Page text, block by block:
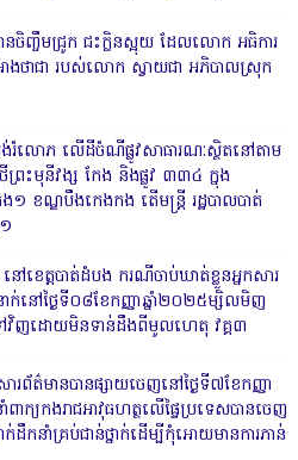
នចិញ្ចឹមជ្រូក ជះក្លិនស្អុយ ដែលលោក អធិការ
ងថាជា របស់លោក ស្វាយជា អភិបាលស្រុក
លោភ លើដីចំណីផ្លូវសាធារណៈស្ថិតនៅតាម
រះមុនីវង្ស កែង និងផ្លូវ ៣៣៤ ក្នុង
១ ខណ្ឌបឹងកេងកង តើមន្ត្រី រដ្ឋបាលបាត់
ៅខេត្តបាត់ដំបង ករណីចាប់ឃាត់ខ្លួនអ្នកសារ
ក់នៅថ្ងៃទី០៨ខែកញ្ញាឆ្នាំ២០២៥ម្សិលមិញ
វិញដោយមិនទាន់ដឹងពីមូលហេតុ វគ្គ៣
ារព័ត៌មានបានផ្សាយចេញនៅថ្ងៃទី៧ខែកញ្ញា
ពាក្យកងរាជអាវុធហត្ថលើផ្ទៃប្រទេសបានចេញ
ាក់ដឹកនាំគ្រប់ជាន់ថ្នាក់ដើម្បីកុំអោយមានការភាន់